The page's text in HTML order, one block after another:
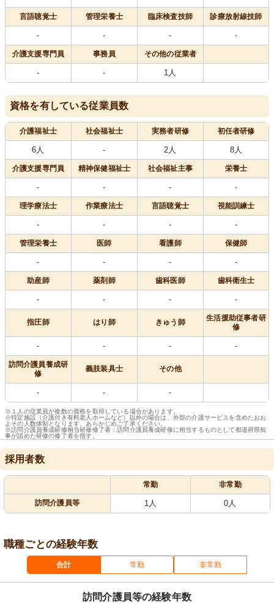
言語聴覚士 管理栄養士 臨床検査技師 診療放射線技師
- - - -
介護支援専門員 事務員 その他の従業者
- - 1人
資格を有している従業員数
介護福祉士 社会福祉士 実務者研修 初任者研修
6人 - 2人 8人
介護支援専門員 精神保健福祉士 社会福祉主事 栄養士
- - - -
理学療法士 作業療法士 言語聴覚士 視能訓練士
- - - -
管理栄養士 医師 看護師 保健師
- - - -
助産師 薬剤師 歯科医師 歯科衛生士
- - - -
指圧師 はり師 きゅう師
生活援助従事者研
修
- - - -
訪問介護員養成研
修
義肢装具士 その他
- - -
※１人の従業員が複数の資格を取得している場合があります。
※特定施設（介護付き有料老人ホームなど）以外の場合は、外部の介護サービスを含めたおお
よその人数体制となります。あらかじめご了承ください。
※訪問介護員養成研修相当研修修了者：訪問介護員養成研修に相当するものとして都道府県知
事が認めた研修の修了者を指す。
採用者数
常勤 非常勤
訪問介護員等 1人 0人
職種ごとの経験年数
合計 常勤 非常勤
訪問介護員等の経験年数